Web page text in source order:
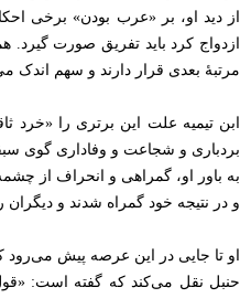
از دید او، بر «عرب بودن» برخی
ازدواج کرد باید تفریق صورت
مرتبۀ بعدی قرار دارند و سهم اندک
ابن تیمیه علت این برتری را
بردباری و شجاعت و وفاداری گوی
به باور او، گمراهی و انحراف از
و در نتیجه خود گمراه شدند و دیگران
او تا جایی در این عرصه پیش می‌رود
حنبل نقل می‌کند که گفته است: